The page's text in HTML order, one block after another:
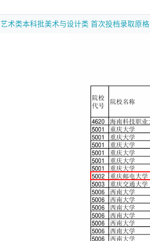
艺术类本科批美术与设计类 首次投档录取原